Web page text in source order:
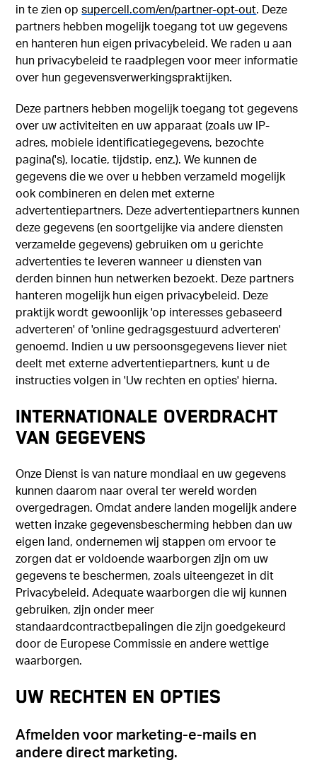
in te zien opsupercell.com/en/partner-opt-out. Deze
partners hebben mogelijk toegang tot uw gegevens
en hanteren hun eigen privacybeleid. We raden u aan
hun privacybeleid te raadplegen voor meer informatie
over hun gegevensverwerkingspraktijken.
Deze partners hebben mogelijk toegang tot gegevens
over uw activiteiten en uw apparaat (zoals uw IP-
adres, mobiele identificatiegegevens, bezochte
pagina('s), locatie, tijdstip, enz.). We kunnen de
gegevens die we over u hebben verzameld mogelijk
ook combineren en delen met externe
advertentiepartners. Deze advertentiepartners kunnen
deze gegevens (en soortgelijke via andere diensten
verzamelde gegevens) gebruiken om u gerichte
advertenties te leveren wanneer u diensten van
derden binnen hun netwerken bezoekt. Deze partners
hanteren mogelijk hun eigen privacybeleid. Deze
praktijk wordt gewoonlijk 'op interesses gebaseerd
adverteren' of 'online gedragsgestuurd adverteren'
genoemd. Indien u uw persoonsgegevens liever niet
deelt met externe advertentiepartners, kunt u de
instructies volgen in 'Uw rechten en opties' hierna.
INTERNATIONALE OVERDRACHT
VAN GEGEVENS
Onze Dienst is van nature mondiaal en uw gegevens
kunnen daarom naar overal ter wereld worden
overgedragen. Omdat andere landen mogelijk andere
wetten inzake gegevensbescherming hebben dan uw
eigen land, ondernemen wij stappen om ervoor te
zorgen dat er voldoende waarborgen zijn om uw
gegevens te beschermen, zoals uiteengezet in dit
Privacybeleid. Adequate waarborgen die wij kunnen
gebruiken, zijn onder meer
standaardcontractbepalingen die zijn goedgekeurd
door de Europese Commissie en andere wettige
waarborgen.
UW RECHTEN EN OPTIES
Afmelden voor marketing-e-mails en
andere direct marketing.